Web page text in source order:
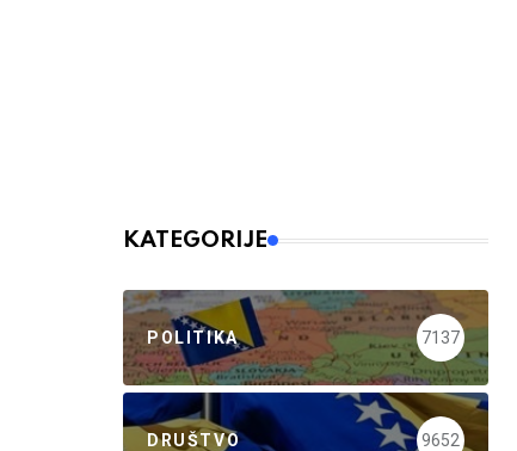
KATEGORIJE
POLITIKA 7137
DRUŠTVO 9652